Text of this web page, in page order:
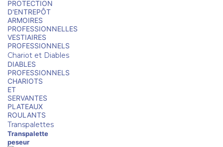
PROTECTION
D'ENTREPÔT
ARMOIRES
PROFESSIONNELLES
VESTIAIRES
PROFESSIONNELS
Chariot et Diables
DIABLES
PROFESSIONNELS
CHARIOTS
ET
SERVANTES
PLATEAUX
ROULANTS
Transpalettes
Transpalette
peseur